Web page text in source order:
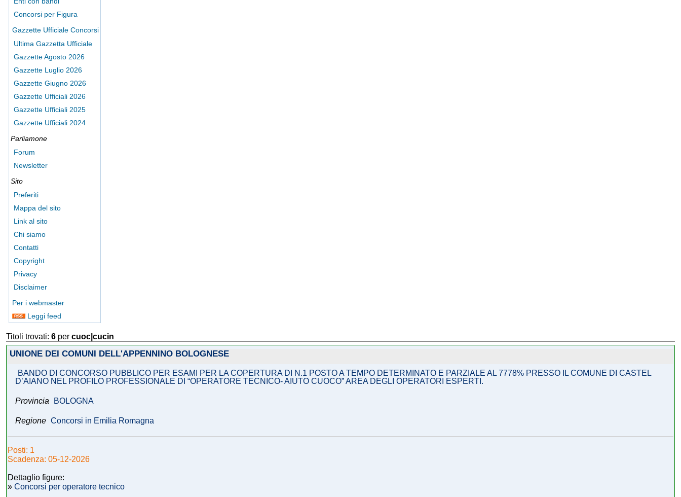
Concorsi per Figura
Gazzette Ufficiale Concorsi
Ultima Gazzetta Ufficiale
Gazzette Agosto 2026
Gazzette Luglio 2026
Gazzette Giugno 2026
Gazzette Ufficiali 2026
Gazzette Ufficiali 2025
Gazzette Ufficiali 2024
Parliamone
Forum
Newsletter
Sito
Preferiti
Mappa del sito
Link al sito
Chi siamo
Contatti
Copyright
Privacy
Disclaimer
Per i webmaster
Leggi feed
Titoli trovati: 6 per cuoc|cucin
UNIONE DEI COMUNI DELL'APPENNINO BOLOGNESE
BANDO DI CONCORSO PUBBLICO PER ESAMI PER LA COPERTURA DI N.1 POSTO A TEMPO DETERMINATO E PARZIALE AL 7778% PRESSO IL COMUNE DI CASTEL
D’AIANO NEL PROFILO PROFESSIONALE DI “OPERATORE TECNICO- AIUTO CUOCO” AREA DEGLI OPERATORI ESPERTI.
Provincia BOLOGNA
Regione Concorsi in Emilia Romagna
Posti: 1
Scadenza: 05-12-2026
Dettaglio figure:
» Concorsi per operatore tecnico